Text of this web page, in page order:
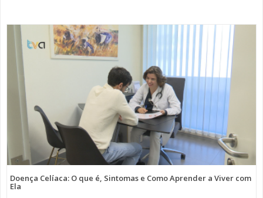
Doença Celíaca: O que é, Sintomas e Como Aprender a Viver com
Ela